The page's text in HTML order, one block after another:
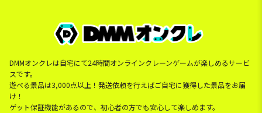
DMMオンクレは自宅にて24時間オンラインクレーンゲームが楽しめるサービ
スです。
遊べる景品は3,000点以上！発送依頼を行えばご自宅に獲得した景品をお届
け！
ゲット保証機能があるので、初心者の方でも安心して楽しめます。